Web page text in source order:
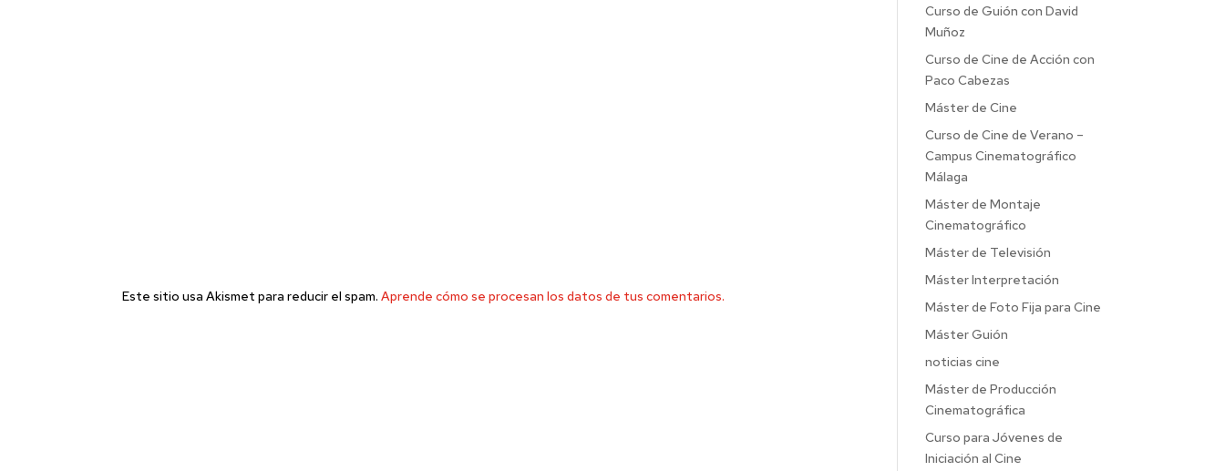
Este sitio usa Akismet para reducir el spam.Aprende cómo se procesan los datos de tus comentarios.
Curso de Guión con David
Muñoz
Curso de Cine de Acción con
Paco Cabezas
Máster de Cine
Curso de Cine de Verano –
Campus Cinematográfico
Málaga
Máster de Montaje
Cinematográfico
Máster de Televisión
Máster Interpretación
Máster de Foto Fija para Cine
Máster Guión
noticias cine
Máster de Producción
Cinematográfica
Curso para Jóvenes de
Iniciación al Cine